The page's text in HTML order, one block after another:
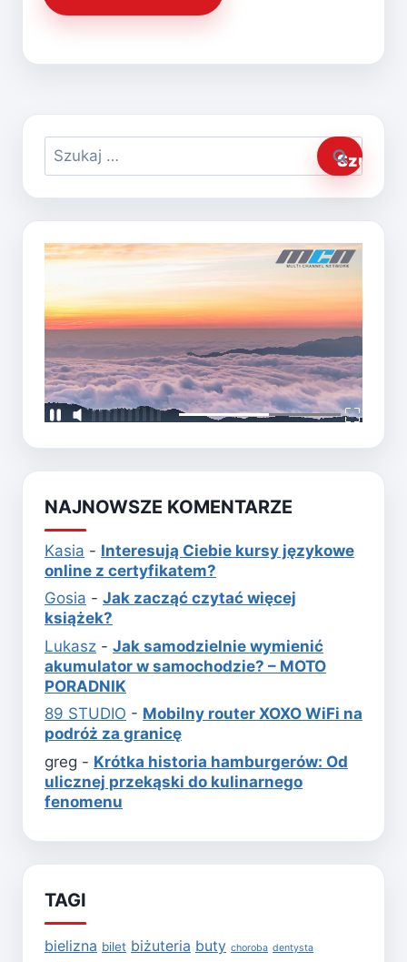
Szukaj:
NAJNOWSZE KOMENTARZE
Kasia - Interesują Ciebie kursy językowe
online z certyfikatem?
Gosia - Jak zacząć czytać więcej
książek?
Lukasz - Jak samodzielnie wymienić
akumulator w samochodzie? – MOTO
PORADNIK
89 STUDIO - Mobilny router XOXO WiFi na
podróż za granicę
greg - Krótka historia hamburgerów: Od
ulicznej przekąski do kulinarnego
fenomenu
TAGI
bielizna bilet biżuteria buty choroba dentysta